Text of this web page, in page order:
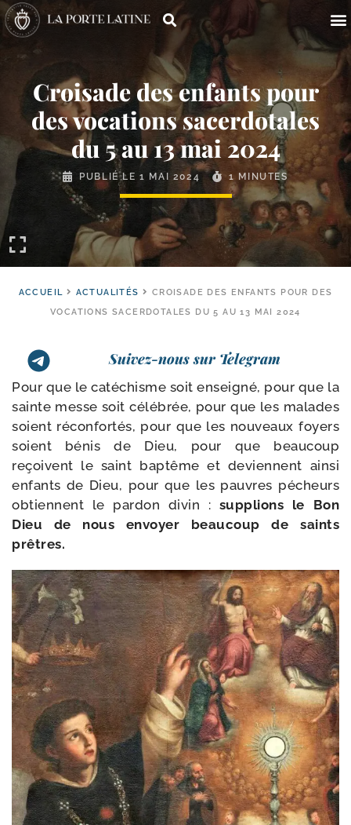
Croisade des enfants pour
des vocations sacerdotales
du 5 au 13 mai 2024
PUBLIÉ LE1 MAI 2024 1 MINUTES
ACCUEIL ACTUALITÉS
CROISADE DES ENFANTS POUR DES
VOCATIONS SACERDOTALES DU 5 AU 13 MAI 2024
Suivez-nous sur Telegram
Pour que le caté­chisme soit ensei­gné, pour que la
sainte messe soit célé­brée, pour que les malades
soient récon­for­tés, pour que les nou­veaux foyers
soient bénis de Dieu, pour que beau­coup
reçoivent le saint bap­tême et deviennent ain­si
enfants de Dieu, pour que les pauvres pécheurs
obtiennent le par­don divin : sup­plions le Bon
Dieu de nous envoyer beau­coup de saints
prêtres.